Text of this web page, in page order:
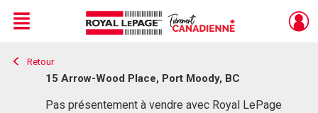
Live
En Direct
Menu
Retour
15 Arrow-Wood Place, Port Moody, BC
Pas présentement à vendre avec Royal LePage